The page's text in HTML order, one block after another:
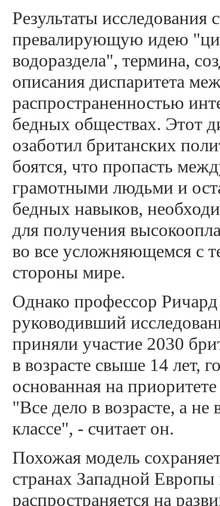
Результаты исследования
превалирующую идею
водораздела", термина,
описания диспаритета
распространенностью
бедных обществах. Этот
озаботил британских
боятся, что пропасть
грамотными людьми и
бедных навыков,
для получения
во все усложняющемся с
стороны мире.
Однако профессор
руководивший
приняли участие 2030
в возрасте свыше 14 лет,
основанная на приоритете
"Все дело в возрасте, а не
классе", - считает он.
Похожая модель
странах Западной
распространяется на